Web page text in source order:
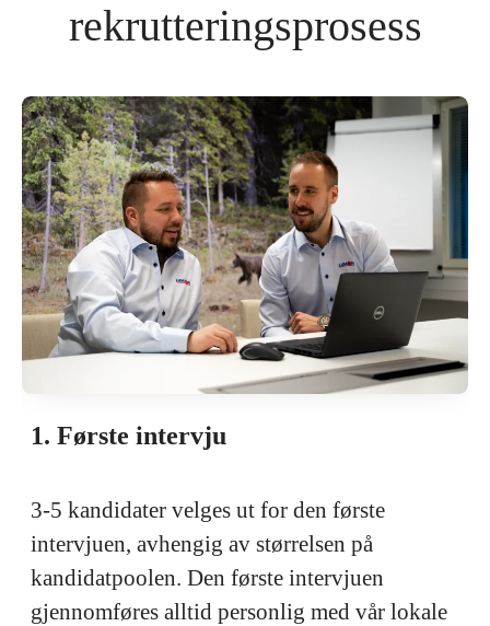
rekrutteringsprosess
1. Første intervju
3-5 kandidater velges ut for den første
intervjuen, avhengig av størrelsen på
kandidatpoolen. Den første intervjuen
gjennomføres alltid personlig med vår lokale